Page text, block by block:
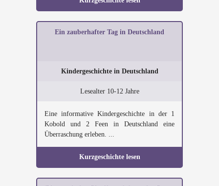
Ein zauberhafter Tag in Deutschland
Kindergeschichte in Deutschland
Lesealter 10-12 Jahre
Eine informative Kindergeschichte in der 1
Kobold und 2 Feen in Deutschland eine
Überraschung erleben. ...
Kurzgeschichte lesen